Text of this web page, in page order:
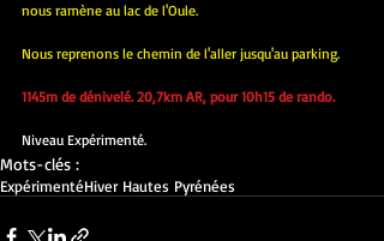
nous ramène au lac de l'Oule.
Nous reprenons le chemin de l'aller jusqu'au parking.
1145m de dénivelé. 20,7km AR, pour 10h15 de rando.
Niveau Expérimenté.
Mots-clés :
ExpérimentéHiver Hautes Pyrénées